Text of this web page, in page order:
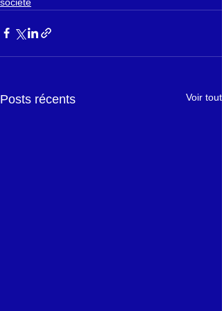
Posts récents Voir tout